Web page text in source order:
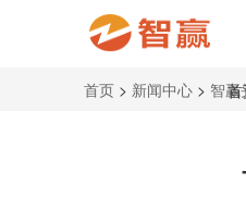
首页 > 新闻中心 > 智赢